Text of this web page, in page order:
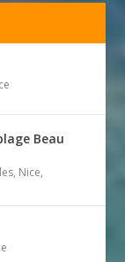
Beau
, Nice,